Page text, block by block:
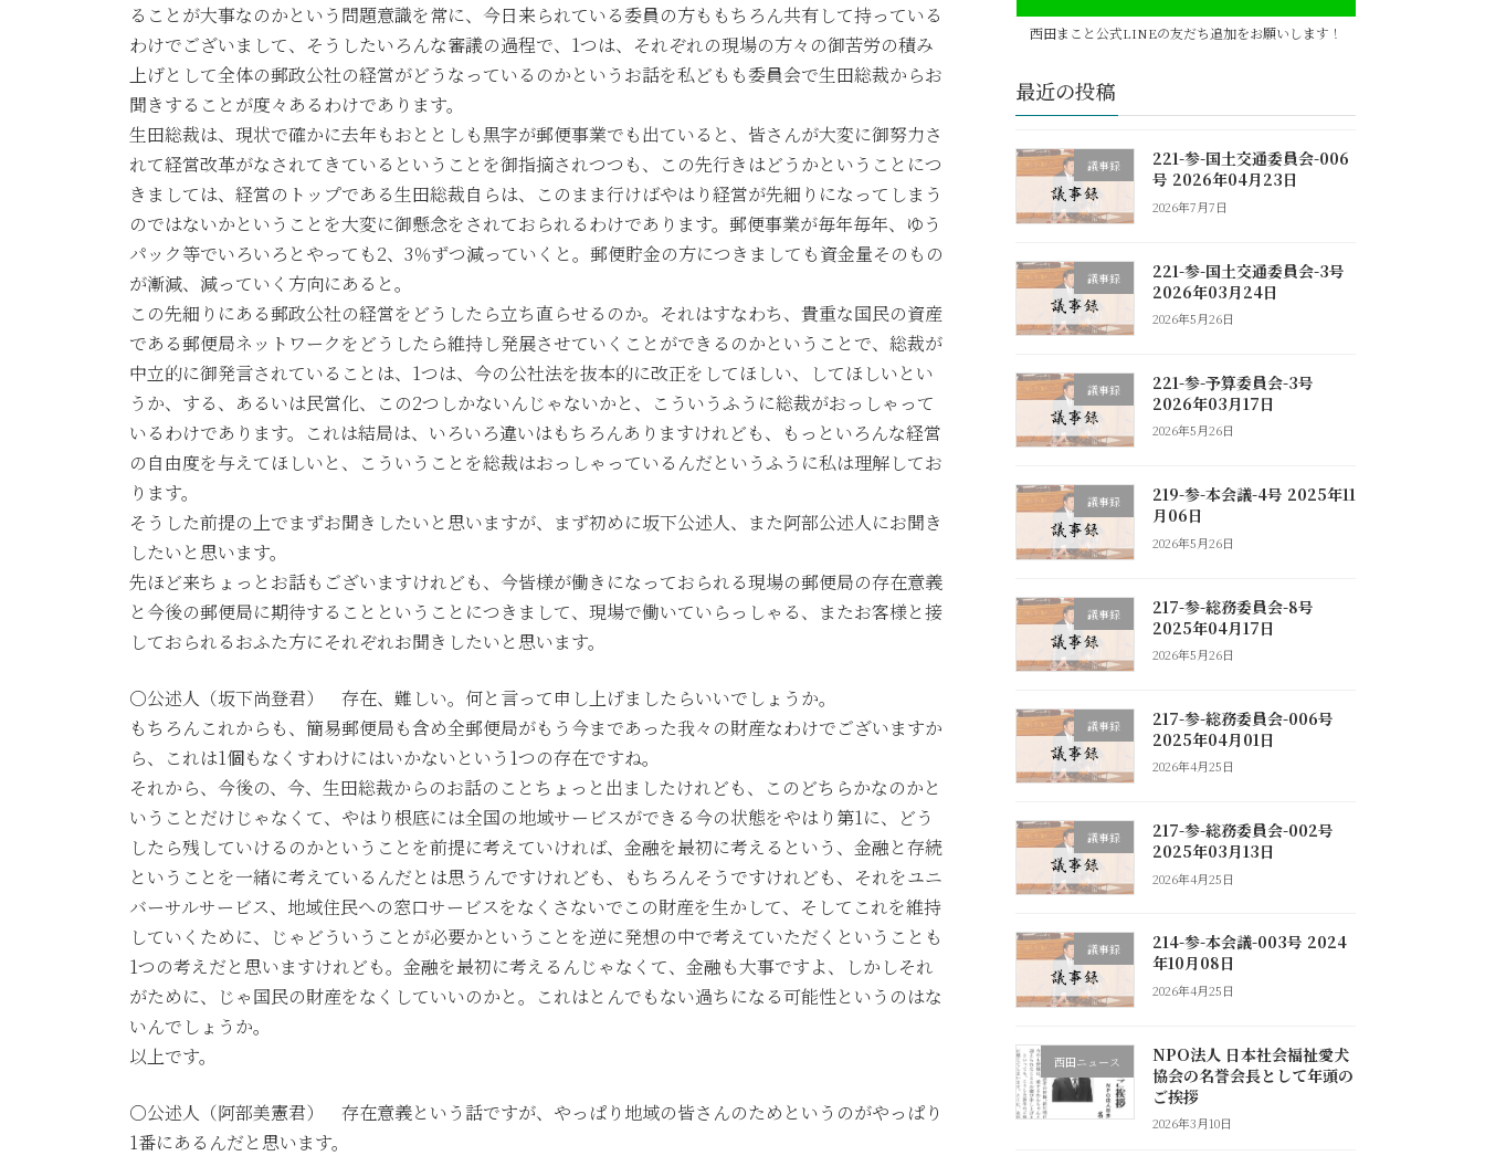
ることが大事なのかという問題意識を常に、今日来られている委員の方ももちろん共有して持っている
わけでございまして、そうしたいろんな審議の過程で、1つは、それぞれの現場の方々の御苦労の積み
上げとして全体の郵政公社の経営がどうなっているのかというお話を私どもも委員会で生田総裁からお
聞きすることが度々あるわけであります。
生田総裁は、現状で確かに去年もおととしも黒字が郵便事業でも出ていると、皆さんが大変に御努力さ
れて経営改革がなされてきているということを御指摘されつつも、この先行きはどうかということにつ
きましては、経営のトップである生田総裁自らは、このまま行けばやはり経営が先細りになってしまう
のではないかということを大変に御懸念をされておられるわけであります。郵便事業が毎年毎年、ゆう
パック等でいろいろとやっても2、3％ずつ減っていくと。郵便貯金の方につきましても資金量そのもの
が漸減、減っていく方向にあると。
この先細りにある郵政公社の経営をどうしたら立ち直らせるのか。それはすなわち、貴重な国民の資産
である郵便局ネットワークをどうしたら維持し発展させていくことができるのかということで、総裁が
中立的に御発言されていることは、1つは、今の公社法を抜本的に改正をしてほしい、してほしいとい
うか、する、あるいは民営化、この2つしかないんじゃないかと、こういうふうに総裁がおっしゃって
いるわけであります。これは結局は、いろいろ違いはもちろんありますけれども、もっといろんな経営
の自由度を与えてほしいと、こういうことを総裁はおっしゃっているんだというふうに私は理解してお
ります。
そうした前提の上でまずお聞きしたいと思いますが、まず初めに坂下公述人、また阿部公述人にお聞き
したいと思います。
先ほど来ちょっとお話もございますけれども、今皆様が働きになっておられる現場の郵便局の存在意義
と今後の郵便局に期待することということにつきまして、現場で働いていらっしゃる、またお客様と接
しておられるおふた方にそれぞれお聞きしたいと思います。
○公述人（坂下尚登君） 存在、難しい。何と言って申し上げましたらいいでしょうか。
もちろんこれからも、簡易郵便局も含め全郵便局がもう今まであった我々の財産なわけでございますか
ら、これは1個もなくすわけにはいかないという1つの存在ですね。
それから、今後の、今、生田総裁からのお話のことちょっと出ましたけれども、このどちらかなのかと
いうことだけじゃなくて、やはり根底には全国の地域サービスができる今の状態をやはり第1に、どう
したら残していけるのかということを前提に考えていければ、金融を最初に考えるという、金融と存続
ということを一緒に考えているんだとは思うんですけれども、もちろんそうですけれども、それをユニ
バーサルサービス、地域住民への窓口サービスをなくさないでこの財産を生かして、そしてこれを維持
していくために、じゃどういうことが必要かということを逆に発想の中で考えていただくということも
1つの考えだと思いますけれども。金融を最初に考えるんじゃなくて、金融も大事ですよ、しかしそれ
がために、じゃ国民の財産をなくしていいのかと。これはとんでもない過ちになる可能性というのはな
いんでしょうか。
以上です。
○公述人（阿部美憲君） 存在意義という話ですが、やっぱり地域の皆さんのためというのがやっぱり
1番にあるんだと思います。
西田まこと公式LINEの友だち追加をお願いします！
最近の投稿
議事録
221-参-国土交通委員会-006
号 2026年04月23日
2026年7月7日
議事録
221-参-国土交通委員会-3号
2026年03月24日
2026年5月26日
議事録
221-参-予算委員会-3号
2026年03月17日
2026年5月26日
議事録
219-参-本会議-4号 2025年11
月06日
2026年5月26日
議事録
217-参-総務委員会-8号
2025年04月17日
2026年5月26日
議事録
217-参-総務委員会-006号
2025年04月01日
2026年4月25日
議事録
217-参-総務委員会-002号
2025年03月13日
2026年4月25日
議事録
214-参-本会議-003号 2024
年10月08日
2026年4月25日
西田ニュース
NPO法人 日本社会福祉愛犬
協会の名誉会長として年頭の
ご挨拶
2026年3月10日